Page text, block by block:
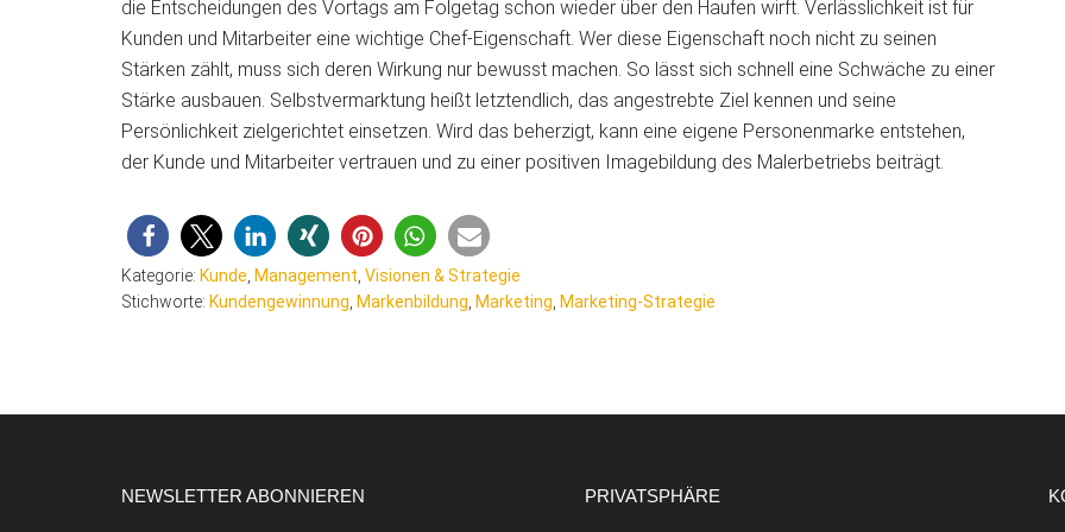
die Entscheidungen des Vortags am Folgetag schon wieder über den Haufen wirft. Verlässlichkeit ist für
Kunden und Mitarbeiter eine wichtige Chef-Eigenschaft. Wer diese Eigenschaft noch nicht zu seinen
Stärken zählt, muss sich deren Wirkung nur bewusst machen. So lässt sich schnell eine Schwäche zu einer
Stärke ausbauen. Selbstvermarktung heißt letztendlich, das angestrebte Ziel kennen und seine
Persönlichkeit zielgerichtet einsetzen. Wird das beherzigt, kann eine eigene Personenmarke entstehen,
der Kunde und Mitarbeiter vertrauen und zu einer positiven Imagebildung des Malerbetriebs beiträgt.
Kategorie: Kunde Management Visionen & Strategie
Stichworte: Kundengewinnung Markenbildung Marketing Marketing-Strategie
NEWSLETTER ABONNIEREN PRIVATSPHÄRE